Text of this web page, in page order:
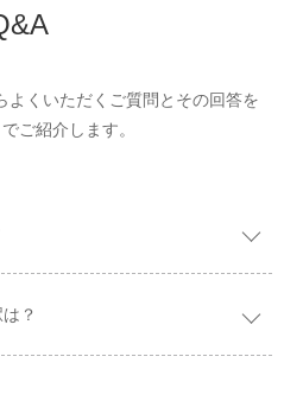
よくいただくご質問とその回答を
ご紹介します。
？